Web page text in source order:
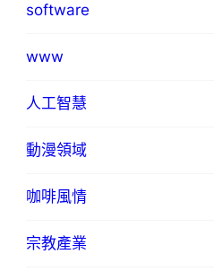
software
www
人工智慧
動漫領域
咖啡風情
宗教產業